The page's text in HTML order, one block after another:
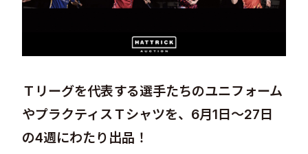
© Valuence Holdings Inc.
Ｔリーグを代表する選手たちのユニフォーム
や​プラクティスＴシャツを、6月1日～27日
の4週にわたり出品！​​​​​​